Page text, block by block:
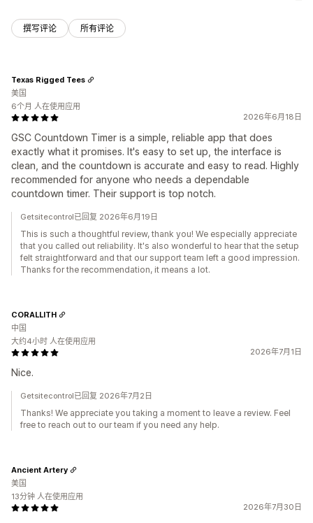
撰写评论 所有评论
2026年6月18日
GSC Countdown Timer is a simple, reliable app that does
exactly what it promises. It's easy to set up, the interface is
clean, and the countdown is accurate and easy to read. Highly
recommended for anyone who needs a dependable
countdown timer. Their support is top notch.
Texas Rigged Tees
美国
6个月 人在使用应用
Getsitecontrol已回复 2026年6月19日
This is such a thoughtful review, thank you! We especially appreciate
that you called out reliability. It's also wonderful to hear that the setup
felt straightforward and that our support team left a good impression.
Thanks for the recommendation, it means a lot.
2026年7月1日
Nice.
CORALLITH
中国
大约4小时 人在使用应用
Getsitecontrol已回复 2026年7月2日
Thanks! We appreciate you taking a moment to leave a review. Feel
free to reach out to our team if you need any help.
2026年7月30日
Ancient Artery
美国
13分钟 人在使用应用